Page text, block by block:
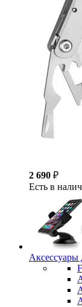
2 690 ₽
Есть в
Аксессуары